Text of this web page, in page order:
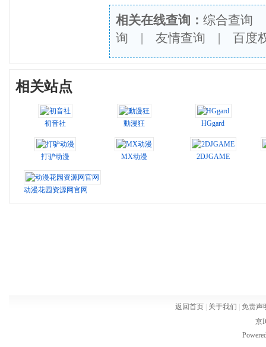
相关在线查询： 综合查询
询
友情查询 百度
相关站点
初音社 動漫狂 HGgard
打驴动漫 MX动漫 2DJGAME
动漫花园资源网官网
返回首页 关于我们 |免责声
京